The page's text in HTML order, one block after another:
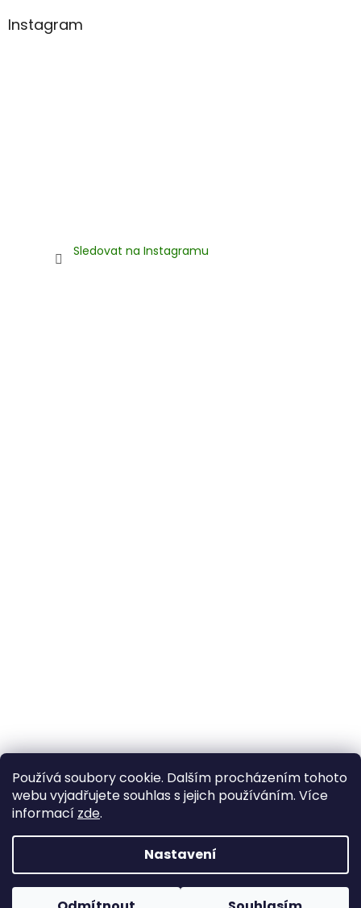
Používá soubory cookie. Dalším procházením tohoto
webu vyjadřujete souhlas s jejich používáním. Více
informací zde.
Nastavení
Pokud u nás nenajdete konkrétní produkt, neváhejte se
ozvat. Ve většině případů jej můžeme zajistit na
Instagram
Sledovat na Instagramu
Vytvořil Shoptet